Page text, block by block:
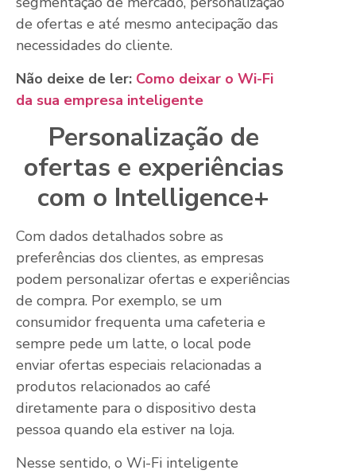
de ofertas e até mesmo antecipação das
necessidades do cliente.
Não deixe de ler: Como deixar o Wi-Fi
da sua empresa inteligente
Personalização de
ofertas e experiências
com o Intelligence+
Com dados detalhados sobre as
preferências dos clientes, as empresas
podem personalizar ofertas e experiências
de compra. Por exemplo, se um
consumidor frequenta uma cafeteria e
sempre pede um latte, o local pode
enviar ofertas especiais relacionadas a
produtos relacionados ao café
diretamente para o dispositivo desta
pessoa quando ela estiver na loja.
Nesse sentido, o Wi-Fi inteligente